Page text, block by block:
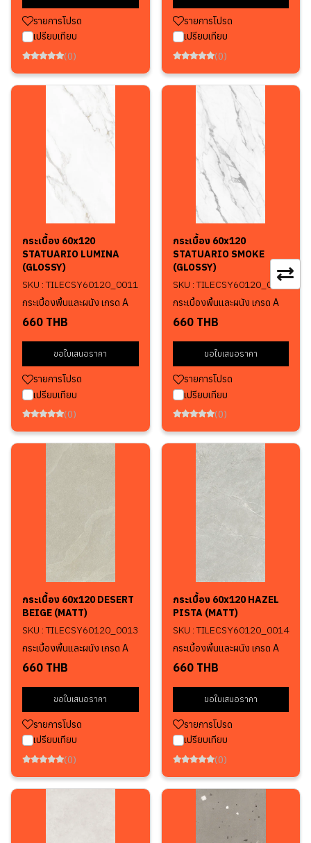
รายการโปรด
เปรียบเทียบ
(0)
รายการโปรด
เปรียบเทียบ
(0)
กระเบื้อง 60x120
STATUARIO LUMINA
(GLOSSY)
SKU : TILECSY60120_0011
กระเบื้องพื้นและผนัง เกรด A
660 THB
ขอใบเสนอราคา
รายการโปรด
เปรียบเทียบ
(0)
กระเบื้อง 60x120
STATUARIO SMOKE
(GLOSSY)
SKU : TILECSY60120_0012
กระเบื้องพื้นและผนัง เกรด A
660 THB
ขอใบเสนอราคา
รายการโปรด
เปรียบเทียบ
(0)
กระเบื้อง 60x120 DESERT
BEIGE (MATT)
SKU : TILECSY60120_0013
กระเบื้องพื้นและผนัง เกรด A
660 THB
ขอใบเสนอราคา
รายการโปรด
เปรียบเทียบ
(0)
กระเบื้อง 60x120 HAZEL
PISTA (MATT)
SKU : TILECSY60120_0014
กระเบื้องพื้นและผนัง เกรด A
660 THB
ขอใบเสนอราคา
รายการโปรด
เปรียบเทียบ
(0)